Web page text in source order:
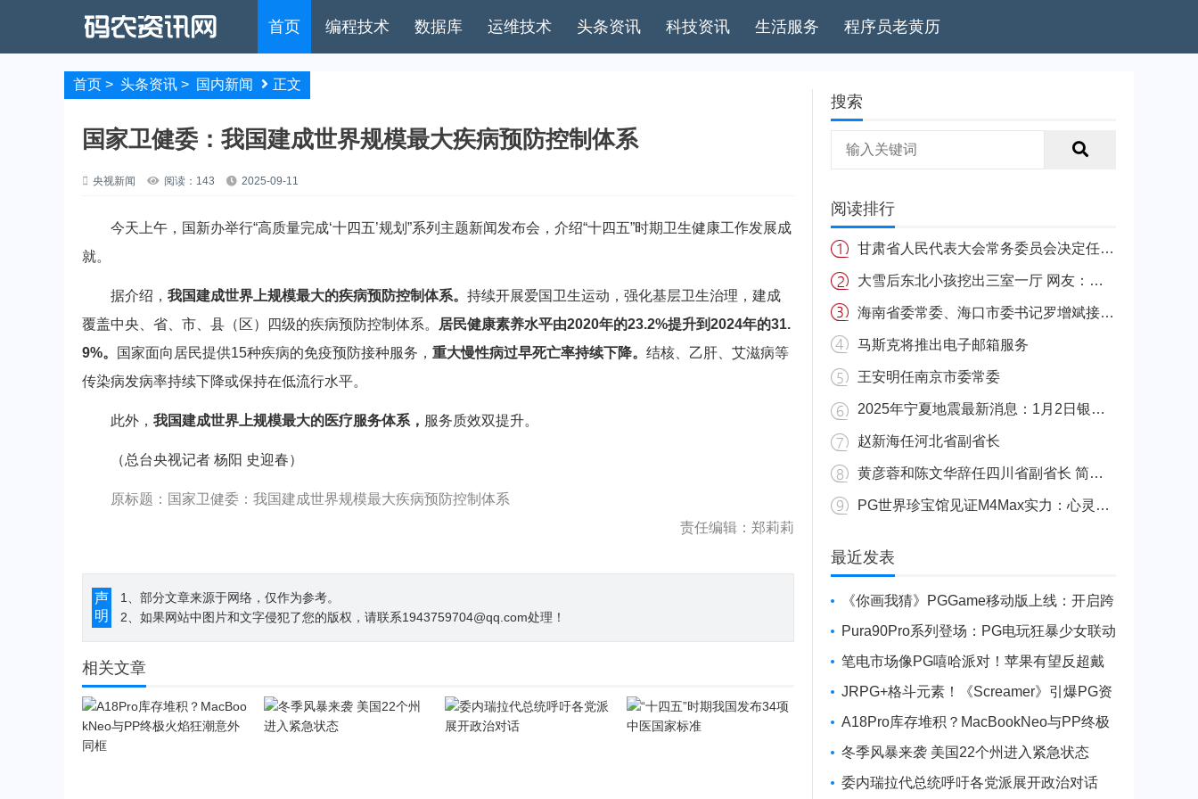
首页 编程技术 数据库 运维技术 头条资讯 科技资讯 生活服务 程序员老黄历
首页 > 头条资讯 > 国内新闻 正文
国家卫健委：我国建成世界规模最大疾病预防控制体系
央视新闻 阅读：143 2025-09-11
今天上午，国新办举行“高质量完成‘十四五’规划”系列主题新闻发布会，介绍“十四五”时期卫生健康工作发展成
就。
据介绍， 我国建成世界上规模最大的疾病预防控制体系。 持续开展爱国卫生运动，强化基层卫生治理，建成
覆盖中央、省、市、县（区）四级的疾病预防控制体系。
居民健康素养水平由2020年的23.2%提升到2024年的31.
9%。
国家面向居民提供15种疾病的免疫预防接种服务， 重大慢性病过早死亡率持续下降。 结核、乙肝、艾滋病等
传染病发病率持续下降或保持在低流行水平。
此外， 我国建成世界上规模最大的医疗服务体系， 服务质效双提升。
（总台央视记者 杨阳 史迎春）
原标题：国家卫健委：我国建成世界规模最大疾病预防控制体系
责任编辑：郑莉莉
声
明
1、部分文章来源于网络，仅作为参考。
2、如果网站中图片和文字侵犯了您的版权，请联系1943759704@qq.com处理！
相关文章
搜索
阅读排行
甘肃省人民代表大会常务委员会决定任免名单
大雪后东北小孩挖出三室一厅 网友：南方的娃很羡慕
海南省委常委、海口市委书记罗增斌接受中央纪委国家监委纪律审查和监察调查
马斯克将推出电子邮箱服务
王安明任南京市委常委
2025年宁夏地震最新消息：1月2日银川发生4.8级地震
赵新海任河北省副省长
黄彦蓉和陈文华辞任四川省副省长 简历资料照片
PG世界珍宝馆见证M4Max实力：心灵杀手2竟轻松跑出80FPS！
最近发表
《你画我猜》PGGame移动版上线：开启跨
平台互动新玩法
Pura90Pro系列登场：PG电玩狂暴少女联动
旗舰性能升级
笔电市场像PG嘻哈派对！苹果有望反超戴
尔进前三
JRPG+格斗元素！《Screamer》引爆PG资
讯手游新焦点
A18Pro库存堆积？MacBookNeo与PP终极
火焰狂潮意外同框
冬季风暴来袭 美国22个州进入紧急状态
委内瑞拉代总统呼吁各党派展开政治对话